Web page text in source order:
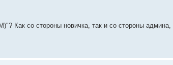
Как со стороны новичка, так и со стороны